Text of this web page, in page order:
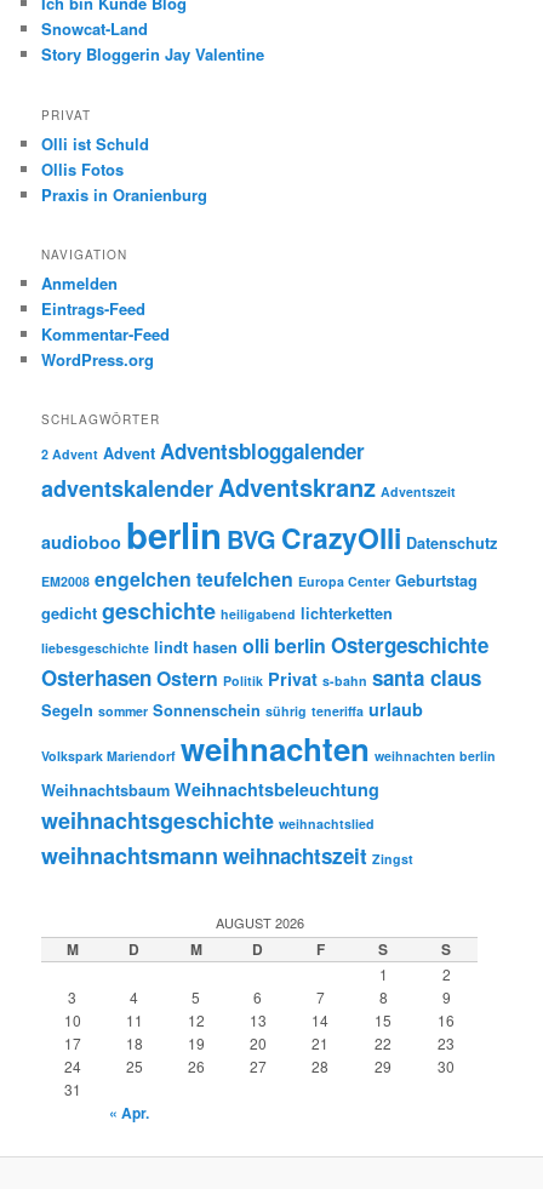
Snowcat-Land
Story Bloggerin Jay Valentine
PRIVAT
Olli ist Schuld
Ollis Fotos
Praxis in Oranienburg
NAVIGATION
Anmelden
Eintrags-Feed
Kommentar-Feed
WordPress.org
SCHLAGWÖRTER
2 Advent Advent Adventsbloggalender
adventskalenderAdventskranz Adventszeit
audioboo berlin BVG CrazyOlli Datenschutz
EM2008 engelchen teufelchen Europa Center Geburtstag
gedicht geschichte heiligabend lichterketten
liebesgeschichte lindt hasen olli berlin Ostergeschichte
OsterhasenOstern Politik Privat s-bahn santa claus
Segeln sommer Sonnenschein sührig teneriffa urlaub
Volkspark Mariendorf weihnachten weihnachten berlin
Weihnachtsbaum Weihnachtsbeleuchtung
weihnachtsgeschichte weihnachtslied
weihnachtsmann weihnachtszeit Zingst
AUGUST 2026
M D M D F S S
1
2
3
4 5 6 7 8
9
10
11 12 13 14 15
16
17
18 19 20 21 22
23
24
25 26 27 28 29
30
31
« Apr.